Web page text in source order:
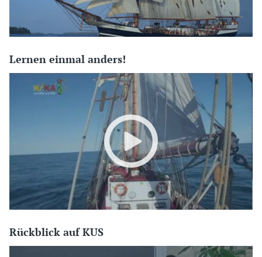
Lernen einmal anders!
Rückblick auf KUS